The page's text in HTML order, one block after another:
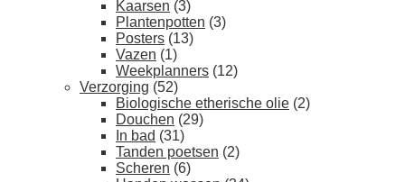
Kaarsen (3)
Plantenpotten (3)
Posters (13)
Vazen (1)
Weekplanners (12)
Verzorging (52)
Biologische etherische olie (2)
Douchen (29)
In bad (31)
Tanden poetsen (2)
Scheren (6)